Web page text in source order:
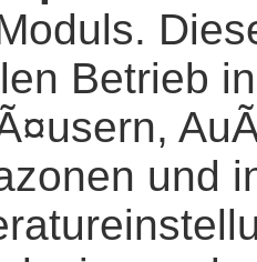
Betrieb
und